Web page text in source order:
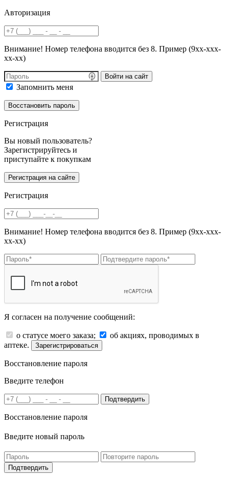
Авторизация
Внимание! Номер телефона вводится без 8. Пример (9хх-ххх-
хх-хх)
Войти на сайт
Запомнить меня
Регистрация
Вы новый пользователь?
Зарегистрируйтесь и
приступайте к покупкам
Регистрация
Внимание! Номер телефона вводится без 8. Пример (9хх-ххх-
хх-хх)
Я согласен на получение сообщений:
о статусе моего заказа;
об акциях, проводимых в
аптеке.
Зарегистрироваться
Восстановление пароля
Введите телефон
Подтвердить
Восстановление пароля
Введите новый пароль